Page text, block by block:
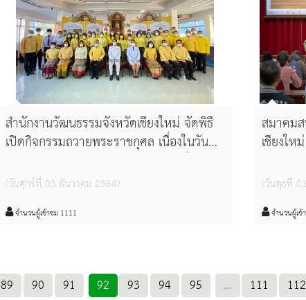
สำนักงานวัฒนธรรมจังหวัดเชียงใหม่ จัดพิธี
เปิดกิจกรรมถวายพระราชกุศล เนื่องในวัน
พระบรมชนกาธิเบศร มหาภูมิพลอดุลยเดช
มหาราช บรมนาถบพิตร ประจำ
ปีงบประมาณ ๒๕๖๕
(วันศุกร์ที่ 03 ธันวาคม 2564)
จำนวนผู้เข้าชม 1111
สมาคม
เชียงใ
ความรู้
รุ่นที่ ๒
(วันพุธที่
จำนวนผู้เข้
89 90 91 92 93 94 95 ... 111 112